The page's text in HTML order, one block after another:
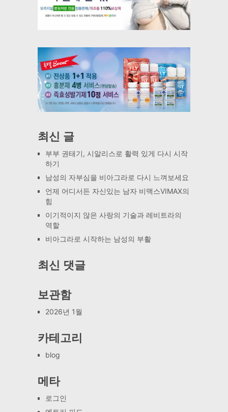
최신 글
부부 권태기, 시알리스로 활력 있게 다시 시작
하기
남성의 자부심을 비아그라로 다시 느껴보세요
언제 어디서든 자신있는 남자 비맥스VIMAX의
힘
이기적이지 않은 사랑의 기술과 레비트라의
역할
비아그라로 시작하는 남성의 부활
최신 댓글
보관함
2026년 1월
카테고리
blog
메타
로그인